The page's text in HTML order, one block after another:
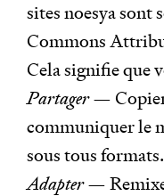
sites noesya sont
Commons
Cela signifie que
Partager—
communiquer le
sous tous formats.
Adapter—